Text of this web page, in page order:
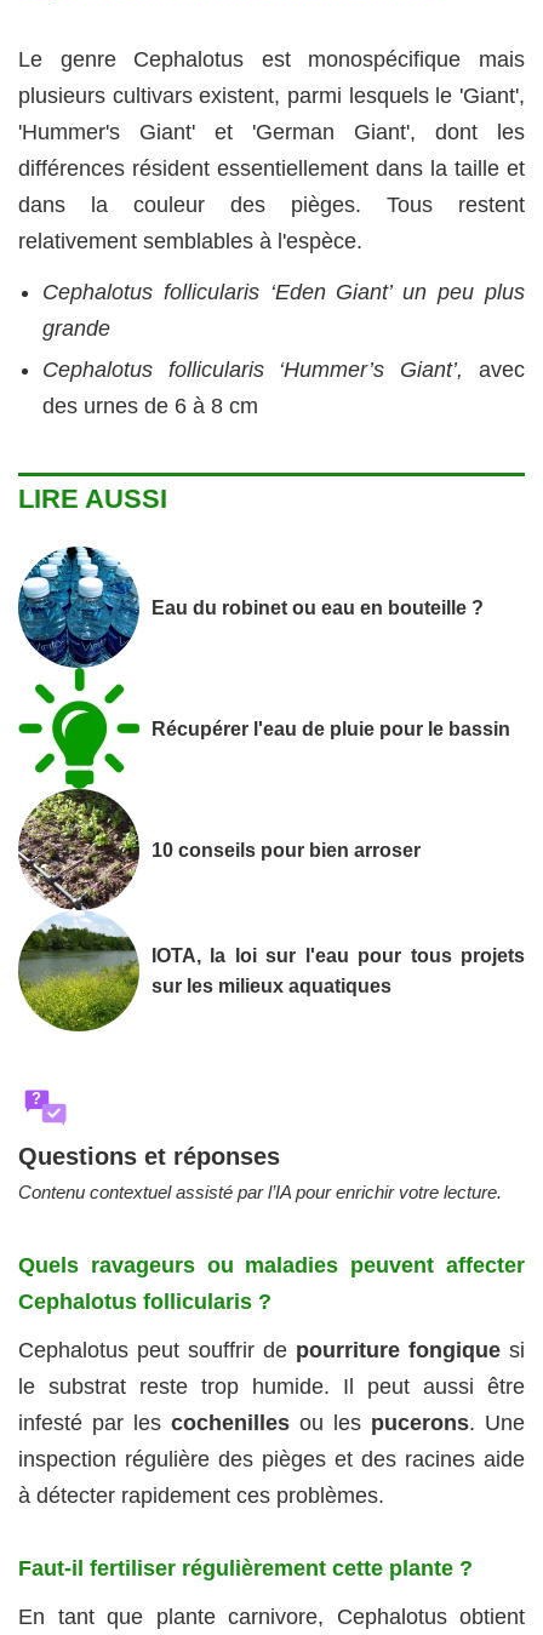
Le genre Cephalotus est monospécifique mais
plusieurs cultivars existent, parmi lesquels le 'Giant',
'Hummer's Giant' et 'German Giant', dont les
différences résident essentiellement dans la taille et
dans la couleur des pièges. Tous restent
relativement semblables à l'espèce.
Cephalotus follicularis ‘Eden Giant’ un peu plus
grande
Cephalotus follicularis ‘Hummer’s Giant’, avec
des urnes de 6 à 8 cm
LIRE AUSSI
Eau du robinet ou eau en bouteille ?
Récupérer l'eau de pluie pour le bassin
10 conseils pour bien arroser
IOTA, la loi sur l'eau pour tous projets
sur les milieux aquatiques
?
Questions et réponses
Contenu contextuel assisté par l’IA pour enrichir votre lecture.
Quels ravageurs ou maladies peuvent affecter
Cephalotus follicularis ?
Cephalotus peut souffrir de pourriture fongique si
le substrat reste trop humide. Il peut aussi être
infesté par les cochenilles ou les pucerons. Une
inspection régulière des pièges et des racines aide
à détecter rapidement ces problèmes.
Faut-il fertiliser régulièrement cette plante ?
En tant que plante carnivore, Cephalotus obtient